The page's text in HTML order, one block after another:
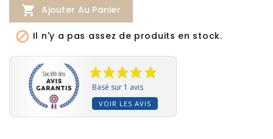
 Ajouter Au Panier
 Il n'y a pas assez de produits en stock.
Basé sur 1 avis
VOIR LES AVIS